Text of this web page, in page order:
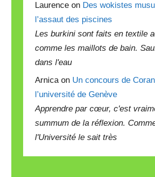
Laurence on Des wokistes
l’assaut des piscines
Les burkini sont faits en textile
comme les maillots de bain.
dans l'eau
Arnica on Un concours de
l’université de Genève
Apprendre par cœur, c'est
summum de la réflexion.
l'Université le sait très